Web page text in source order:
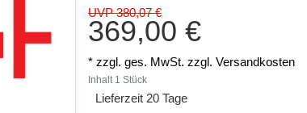
UVP 380,07 €
369,00 €
* zzgl. ges. MwSt. zzgl. Versandkosten
Inhalt 1 Stück
Lieferzeit 20 Tage